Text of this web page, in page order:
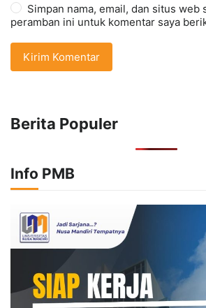
Simpan nama, email, dan situs web
peramban ini untuk komentar saya
Berita Populer
Info PMB